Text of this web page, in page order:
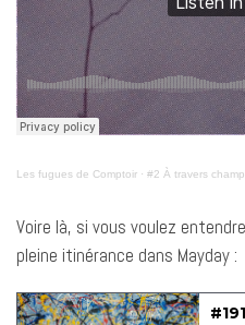
Les fugues de Comptoir · #2 À travers
Voire là, si vous voulez
pleine itinérance dans Mayday :